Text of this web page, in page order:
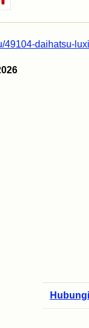
daihatsu-